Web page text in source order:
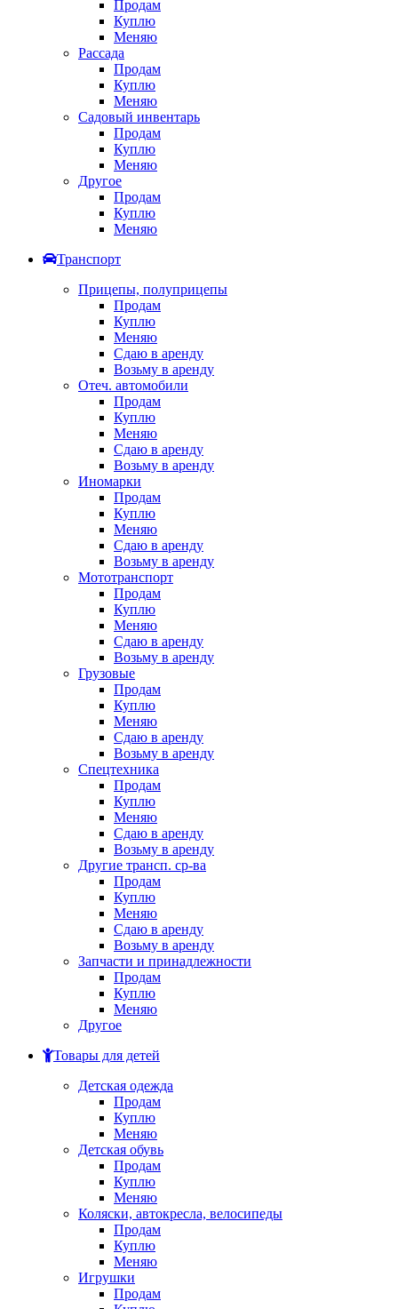
Продам
Куплю
Меняю
Рассада
Продам
Куплю
Меняю
Садовый инвентарь
Продам
Куплю
Меняю
Другое
Продам
Куплю
Меняю
Транспорт
Прицепы, полуприцепы
Продам
Куплю
Меняю
Сдаю в аренду
Возьму в аренду
Отеч. автомобили
Продам
Куплю
Меняю
Сдаю в аренду
Возьму в аренду
Иномарки
Продам
Куплю
Меняю
Сдаю в аренду
Возьму в аренду
Мототранспорт
Продам
Куплю
Меняю
Сдаю в аренду
Возьму в аренду
Грузовые
Продам
Куплю
Меняю
Сдаю в аренду
Возьму в аренду
Спецтехника
Продам
Куплю
Меняю
Сдаю в аренду
Возьму в аренду
Другие трансп. ср-ва
Продам
Куплю
Меняю
Сдаю в аренду
Возьму в аренду
Запчасти и принадлежности
Продам
Куплю
Меняю
Другое
Товары для детей
Детская одежда
Продам
Куплю
Меняю
Детская обувь
Продам
Куплю
Меняю
Коляски, автокресла, велосипеды
Продам
Куплю
Меняю
Игрушки
Продам